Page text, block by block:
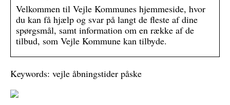
Velkommen til Vejle Kommunes hjemmeside, hvor
du kan få hjælp og svar på langt de fleste af dine
spørgsmål, samt information om en række af de
tilbud, som Vejle Kommune kan tilbyde.
Keywords: vejle åbningstider påske